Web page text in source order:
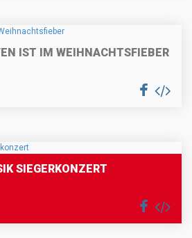
IST IM WEIHNACHTSFIEBER
SIEGERKONZERT